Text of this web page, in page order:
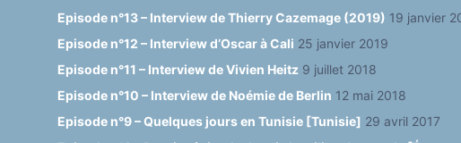
Episode n°13 – Interview de Thierry Cazemage (2019) 19 janvier
Episode n°12 – Interview d’Oscar à Cali 25 janvier 2019
Episode n°11 – Interview de Vivien Heitz 9 juillet 2018
Episode n°10 – Interview de Noémie de Berlin 12 mai 2018
Episode n°9 – Quelques jours en Tunisie [Tunisie] 29 avril 2017